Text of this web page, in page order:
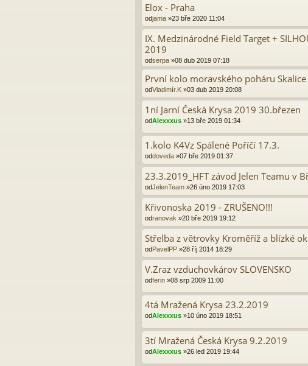
Elox - Praha
odjama »23 bře 2020 11:04
IX. Medzinárodné Field Target +
2019
odserpa »08 dub 2019 07:18
První kolo moravského poháru
odVladimír.K »03 dub 2019 20:08
1ní Jarní Česká Krysa 2019 30.březen
odAlexxxus »13 bře 2019 01:34
1.kolo K4Vz Spálené Poříčí 17.3.
oddoveda »07 bře 2019 01:37
23.3.2019_HFT závod Jelen Teamu v
odJelenTeam »26 úno 2019 17:03
Křivonoska 2019 - ZRUŠENO!!!
odranovak »20 bře 2019 19:12
Střelba z větrovky Kroměříž a blízké
odPavelPP »28 říj 2014 18:29
V.Zraz vzduchovkárov SLOVENSKO
odferin »08 srp 2009 11:00
4tá Mražená Krysa 23.2.2019
odAlexxxus »10 úno 2019 18:51
3tí Mražená Česká Krysa 9.2.2019
odAlexxxus »26 led 2019 19:44